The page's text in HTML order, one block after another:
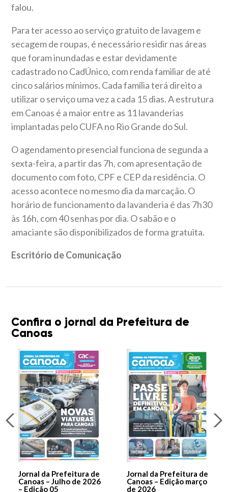
falou.
Para ter acesso ao serviço gratuito de lavagem e
secagem de roupas, é necessário residir nas áreas
que foram inundadas e estar devidamente
cadastrado no CadÚnico, com renda familiar de até
cinco salários mínimos. Cada família terá direito a
utilizar o serviço uma vez a cada 15 dias. A estrutura
em Canoas é a maior entre as 11 lavanderias
implantadas pelo CUFA no Rio Grande do Sul.
O agendamento presencial funciona de segunda a
sexta-feira, a partir das 7h, com apresentação de
documento com foto, CPF e CEP da residência. O
acesso acontece no mesmo dia da marcação. O
horário de funcionamento da lavanderia é das 7h30
às 16h, com 40 senhas por dia. O sabão e o
amaciante são disponibilizados de forma gratuita.
Escritório de Comunicação
Confira o jornal da Prefeitura de
Canoas
Jornal da Prefeitura de
Canoas – Julho de 2026
– Edição 05
Jornal da Prefeitura de
Canoas – Edição março
de 2026